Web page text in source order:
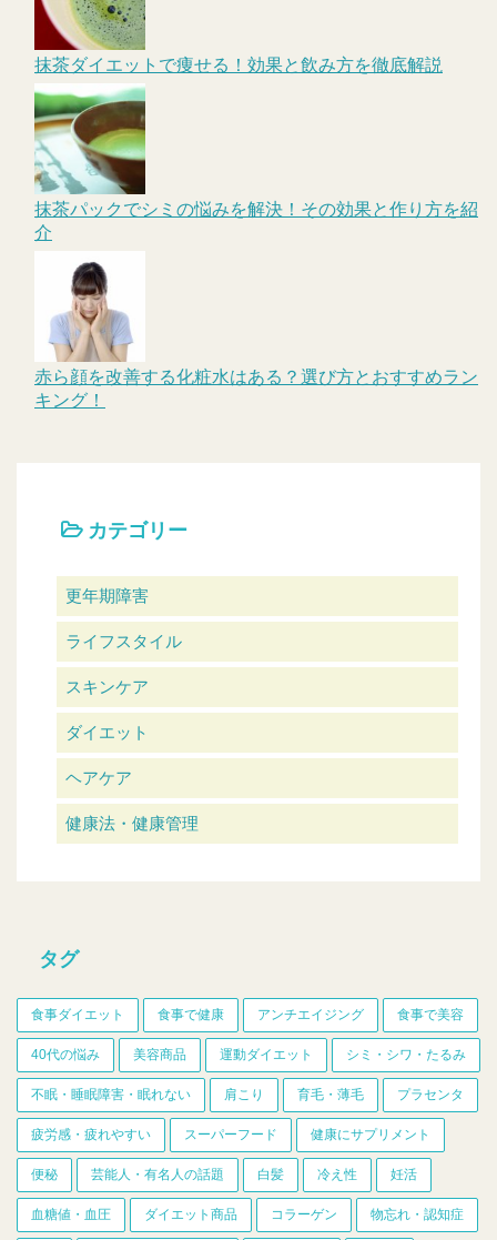
抹茶ダイエットで痩せる！効果と飲み方を徹底解説
抹茶パックでシミの悩みを解決！その効果と作り方を紹
介
赤ら顔を改善する化粧水はある？選び方とおすすめラン
キング！
カテゴリー
更年期障害
ライフスタイル
スキンケア
ダイエット
ヘアケア
健康法・健康管理
タグ
食事ダイエット 食事で健康 アンチエイジング 食事で美容
40代の悩み 美容商品 運動ダイエット シミ・シワ・たるみ
不眠・睡眠障害・眠れない 肩こり 育毛・薄毛 プラセンタ
疲労感・疲れやすい スーパーフード 健康にサプリメント
便秘 芸能人・有名人の話題 白髪 冷え性 妊活
血糖値・血圧 ダイエット商品 コラーゲン 物忘れ・認知症